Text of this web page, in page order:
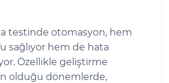
testinde otomasyon, hem
sağlıyor hem de hata
Özellikle geliştirme
olduğu dönemlerde,